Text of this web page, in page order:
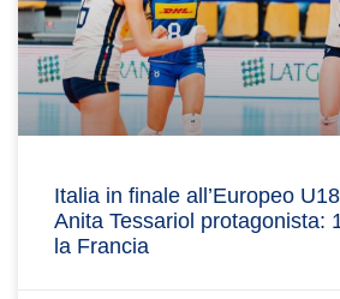
Italia in finale all’Europeo
Anita Tessariol protagonista:
la Francia